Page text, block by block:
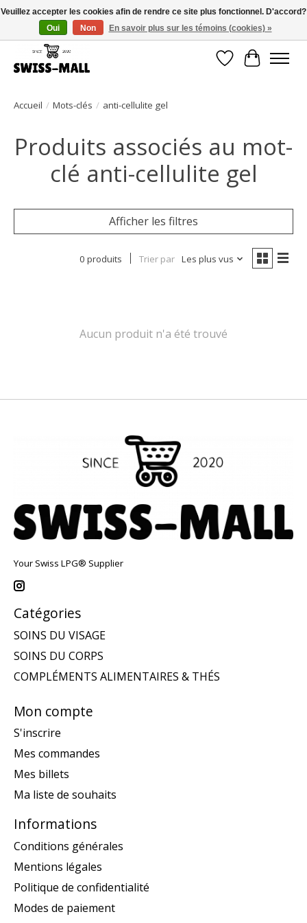
Livraison gratuite dès CHF 250 – livrée avec soin et fiabilité
Liste dePanier
Accueil / Mots-clés / anti-cellulite gel
Produits associés au mot-
clé anti-cellulite gel
Afficher les filtres
0 produits Trier par Les plus vus
Aucun produit n'a été trouvé
Your Swiss LPG® Supplier
Catégories
SOINS DU VISAGE
SOINS DU CORPS
COMPLÉMENTS ALIMENTAIRES & THÉS
Mon compte
S'inscrire
Mes commandes
Mes billets
Ma liste de souhaits
Informations
Conditions générales
Mentions légales
Politique de confidentialité
Modes de paiement
Veuillez accepter les cookies afin de rendre ce site plus fonctionnel. D'accord?
Oui
Non En savoir plus sur les témoins (cookies) »